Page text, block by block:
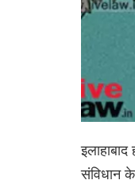
संविधान